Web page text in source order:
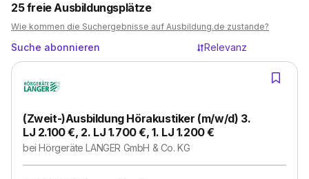
25freie Ausbildungsplätze
Wie kommen die Suchergebnisse auf Ausbildung.de zustande?
Suche abonnieren Relevanz
(Zweit-)Ausbildung Hörakustiker (m/w/d) 3.
LJ 2.100 €, 2. LJ 1.700 €, 1. LJ 1.200 €
beiHörgeräte LANGER GmbH & Co. KG